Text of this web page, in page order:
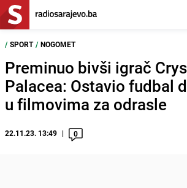
/ SPORT / NOGOMET
Preminuo bivši igrač
Palacea: Ostavio fudbal
u filmovima za odrasle
22.11.23. 13:49 0